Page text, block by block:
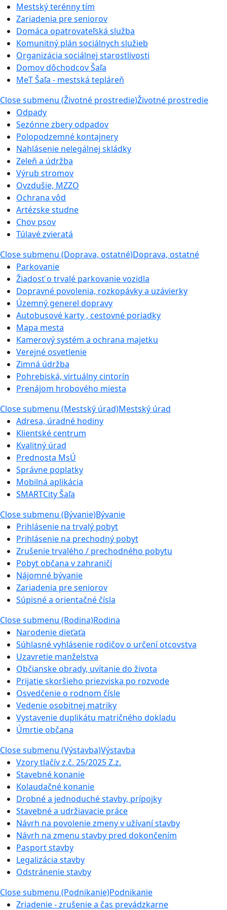
Mestský terénny tím
Zariadenia pre seniorov
Domáca opatrovateľská služba
Komunitný plán sociálnych služieb
Organizácia sociálnej starostlivosti
Domov dôchodcov Šaľa
MeT Šaľa - mestská tepláreň
Close submenu (Životné prostredie)Životné prostredie
Odpady
Sezónne zbery odpadov
Polopodzemné kontajnery
Nahlásenie nelegálnej skládky
Zeleň a údržba
Výrub stromov
Ovzdušie, MZZO
Ochrana vôd
Artézske studne
Chov psov
Túlavé zvieratá
Close submenu (Doprava, ostatné)Doprava, ostatné
Parkovanie
Žiadosť o trvalé parkovanie vozidla
Dopravné povolenia, rozkopávky a uzávierky
Územný generel dopravy
Autobusové karty , cestovné poriadky
Mapa mesta
Kamerový systém a ochrana majetku
Verejné osvetlenie
Zimná údržba
Pohrebiská, virtuálny cintorín
Prenájom hrobového miesta
Close submenu (Mestský úrad)Mestský úrad
Adresa, úradné hodiny
Klientské centrum
Kvalitný úrad
Prednosta MsÚ
Správne poplatky
Mobilná aplikácia
SMARTCity Šaľa
Close submenu (Bývanie)Bývanie
Prihlásenie na trvalý pobyt
Prihlásenie na prechodný pobyt
Zrušenie trvalého / prechodného pobytu
Pobyt občana v zahraničí
Nájomné bývanie
Zariadenia pre seniorov
Súpisné a orientačné čísla
Close submenu (Rodina)Rodina
Narodenie dieťaťa
Súhlasné vyhlásenie rodičov o určení otcovstva
Uzavretie manželstva
Občianske obrady, uvítanie do života
Prijatie skoršieho priezviska po rozvode
Osvedčenie o rodnom čísle
Vedenie osobitnej matriky
Vystavenie duplikátu matričného dokladu
Úmrtie občana
Close submenu (Výstavba)Výstavba
Vzory tlačív z.č. 25/2025 Z.z.
Stavebné konanie
Kolaudačné konanie
Drobné a jednoduché stavby, prípojky
Stavebné a udržiavacie práce
Návrh na povolenie zmeny v užívaní stavby
Návrh na zmenu stavby pred dokončením
Pasport stavby
Legalizácia stavby
Odstránenie stavby
Close submenu (Podnikanie)Podnikanie
Zriadenie - zrušenie a čas prevádzkarne